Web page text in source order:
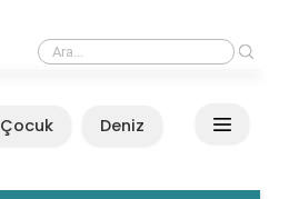
Rüyada Dalgalı Deniz Görmek Ne Anlama Gelir?
Çocuk Deniz